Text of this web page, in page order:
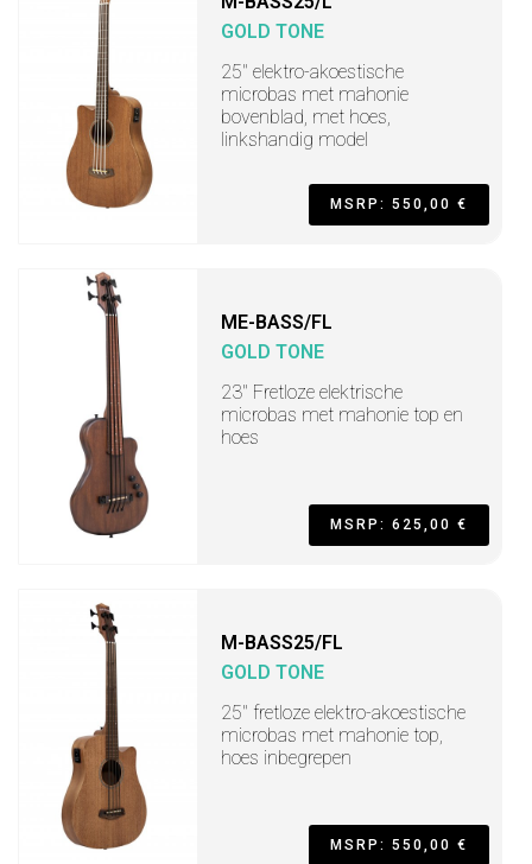
GOLD TONE
25" elektro-akoestische
microbas met mahonie
bovenblad, met hoes,
linkshandig model
MSRP: 550,00 €
ME-BASS/FL
GOLD TONE
23" Fretloze elektrische
microbas met mahonie top en
hoes
MSRP: 625,00 €
M-BASS25/FL
GOLD TONE
25" fretloze elektro-akoestische
microbas met mahonie top,
hoes inbegrepen
MSRP: 550,00 €